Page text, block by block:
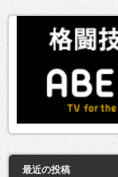
最近の投稿